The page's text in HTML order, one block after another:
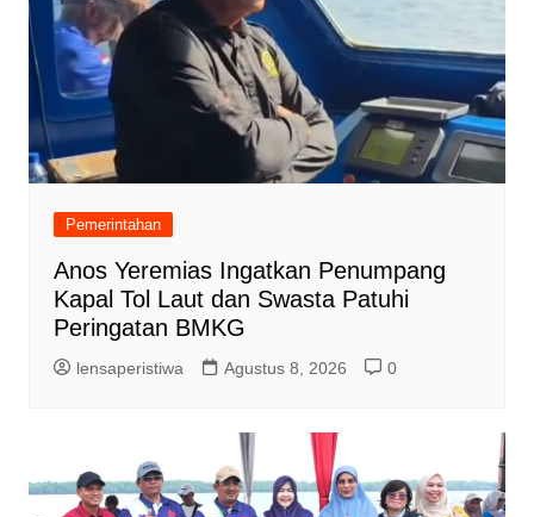
Pemerintahan
Anos Yeremias Ingatkan Penumpang
Kapal Tol Laut dan Swasta Patuhi
Peringatan BMKG
lensaperistiwa Agustus 8, 2026 0